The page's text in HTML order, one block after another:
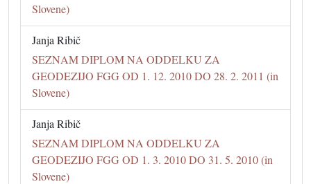
Slovene)
Janja Ribič
SEZNAM DIPLOM NA ODDELKU ZA
GEODEZIJO FGG OD 1. 12. 2010 DO 28. 2. 2011 (in
Slovene)
Janja Ribič
SEZNAM DIPLOM NA ODDELKU ZA
GEODEZIJO FGG OD 1. 3. 2010 DO 31. 5. 2010 (in
Slovene)